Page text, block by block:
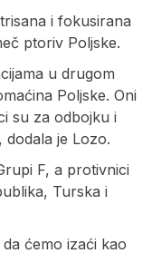
i fokusirana
ptoriv Poljske.
u drugom
Poljske. Oni
su za odbojku i
dodala je Lozo.
F, a protivnici
Turska i
ćemo izaći kao